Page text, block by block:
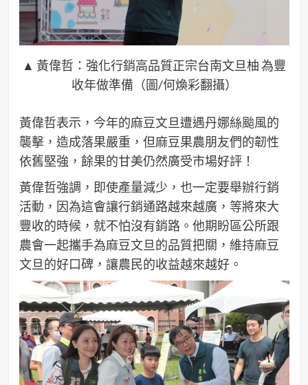
▲ 黃偉哲：強化行銷高品質正宗台南文旦柚 為豐
收年做準備（圖/何煥彩翻攝）
黃偉哲表示，今年的麻豆文旦遭遇丹娜絲颱風的
襲擊，造成落果嚴重，但麻豆果農朋友們的韌性
依舊堅強，餘果的甘美仍然廣受市場好評！
黃偉哲強調，即使產量減少，也一定要舉辦行銷
活動，因為這會讓行銷通路越來越廣，等將來大
豐收的時候，就不怕沒有銷路。他期盼區公所跟
農會一起攜手為麻豆文旦的品質把關，維持麻豆
文旦的好口碑，讓農民的收益越來越好。